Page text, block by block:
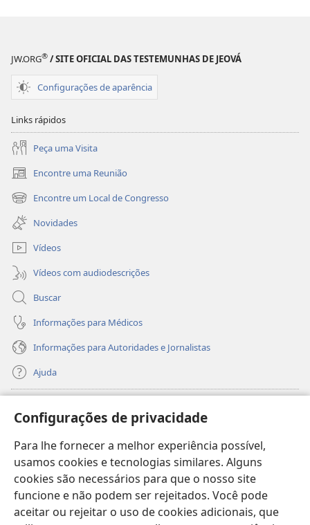
Configurações de privacidade
Para lhe fornecer a melhor experiência possível,
usamos cookies e tecnologias similares. Alguns
cookies são necessários para que o nosso site
funcione e não podem ser rejeitados. Você pode
aceitar ou rejeitar o uso de cookies adicionais, que
Ensina?Ensina?
JW.ORG® / SITE OFICIAL DAS TESTEMUNHAS DE JEOVÁ
Configurações de aparência
Links rápidos
Peça uma Visita
Encontre uma Reunião
(abre
nova
janela)
Encontre um Local de Congresso
(abre
nova
janela)
Novidades
Vídeos
Vídeos com audiodescrições
Buscar
Informações para Médicos
Informações para Autoridades e Jornalistas
Ajuda
(abre
nova
janela)
Biblioteca On-line da Torre de Vigia™
(abre
nova
janela)JW Hub
(abre
nova
janela)JW Library